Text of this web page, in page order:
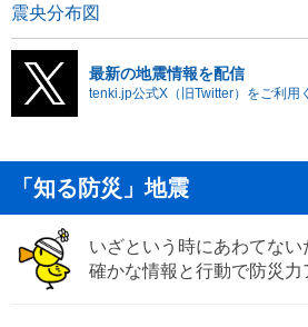
震央分布図
最新の地震情報を配信
tenki.jp公式X（旧Twitter）をご利用
「知る防災」地震
いざという時にあわてない
確かな情報と行動で防災力